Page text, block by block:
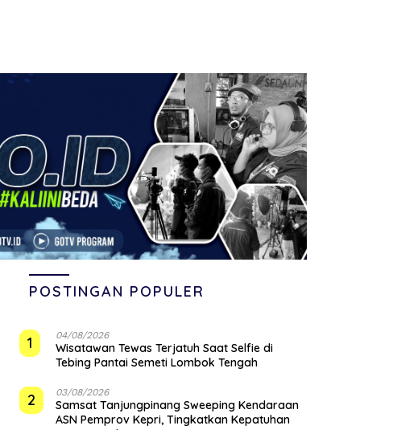
POSTINGAN POPULER
1 04/08/2026
Wisatawan Tewas Terjatuh Saat Selfie di
Tebing Pantai Semeti Lombok Tengah
2 03/08/2026
Samsat Tanjungpinang Sweeping Kendaraan
ASN Pemprov Kepri, Tingkatkan Kepatuhan